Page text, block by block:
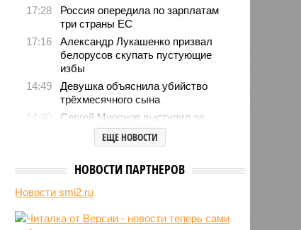
17:28
Россия опередила по зарплатам
три страны ЕС
17:16
Александр Лукашенко призвал
белорусов скупать пустующие
избы
14:49
Девушка объяснила убийство
трёхмесячного сына
14:40
Сергей Миронов выступил за
увеличение пенсий детям,
потерявшим родителей
приграничные болота против
России
перевозки групп детей автобусами
ЕЩЕ НОВОСТИ
НОВОСТИ ПАРТНЕРОВ
Новости smi2.ru